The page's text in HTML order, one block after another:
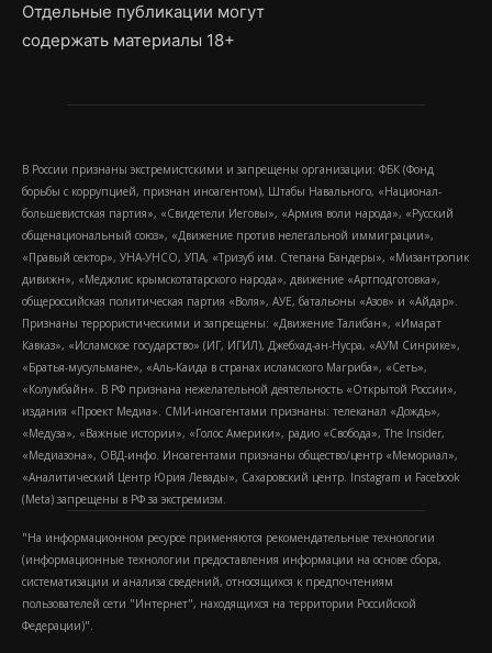
Отдельные публикации могут
содержать материалы 18+
В России признаны экстремистскими и запрещены организации: ФБК (Фонд
борьбы с коррупцией, признан иноагентом), Штабы Навального, «Национал-
большевистская партия», «Свидетели Иеговы», «Армия воли народа», «Русский
общенациональный союз», «Движение против нелегальной иммиграции»,
«Правый сектор», УНА-УНСО, УПА, «Тризуб им. Степана Бандеры», «Мизантропик
дивижн», «Меджлис крымскотатарского народа», движение «Артподготовка»,
общероссийская политическая партия «Воля», АУЕ, батальоны «Азов» и «Айдар».
Признаны террористическими и запрещены: «Движение Талибан», «Имарат
Кавказ», «Исламское государство» (ИГ, ИГИЛ), Джебхад-ан-Нусра, «АУМ Синрике»,
«Братья-мусульмане», «Аль-Каида в странах исламского Магриба», «Сеть»,
«Колумбайн». В РФ признана нежелательной деятельность «Открытой России»,
издания «Проект Медиа». СМИ-иноагентами признаны: телеканал «Дождь»,
«Медуза», «Важные истории», «Голос Америки», радио «Свобода», The Insider,
«Медиазона», ОВД-инфо. Иноагентами признаны общество/центр «Мемориал»,
«Аналитический Центр Юрия Левады», Сахаровский центр. Instagram и Facebook
(Metа) запрещены в РФ за экстремизм.
"На информационном ресурсе применяются рекомендательные технологии
(информационные технологии предоставления информации на основе сбора,
систематизации и анализа сведений, относящихся к предпочтениям
пользователей сети "Интернет", находящихся на территории Российской
Федерации)".